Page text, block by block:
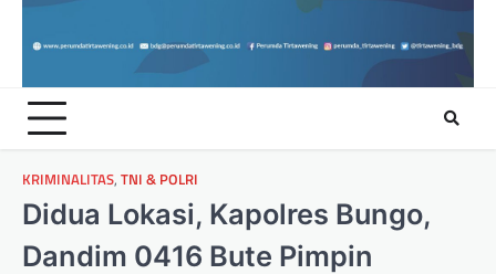
KRIMINALITAS, TNI & POLRI
Didua Lokasi, Kapolres Bungo,
Dandim 0416 Bute Pimpin